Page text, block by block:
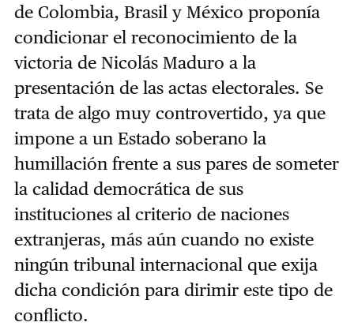
de Colombia, Brasil y México proponía
condicionar el reconocimiento de la
victoria de Nicolás Maduro a la
presentación de las actas electorales. Se
trata de algo muy controvertido, ya que
impone a un Estado soberano la
humillación frente a sus pares de someter
la calidad democrática de sus
instituciones al criterio de naciones
extranjeras, más aún cuando no existe
ningún tribunal internacional que exija
dicha condición para dirimir este tipo de
conflicto.